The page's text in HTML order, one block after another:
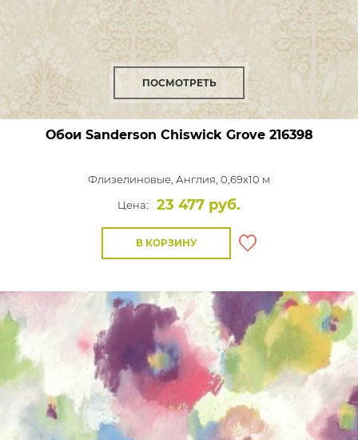
ПОСМОТРЕТЬ
Обои Sanderson Chiswick Grove216398
Флизелиновые, Англия, 0,69x10 м
Цена:
23 477 руб.
В КОРЗИНУ